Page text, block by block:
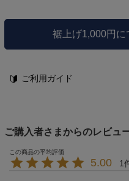
裾上げ1,000円に
ご利用ガイド
ご購入者さまからのレビュ
5.00 1